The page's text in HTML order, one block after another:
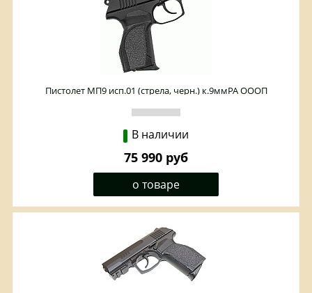
Пистолет МП9 исп.01 (стрела, черн.) к.9ммРА ОООП
В наличии
75 990 руб
о товаре